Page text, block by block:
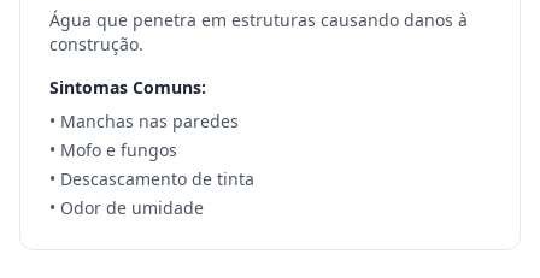
Água que penetra em estruturas causando danos à
construção.
Sintomas Comuns:
• Manchas nas paredes
• Mofo e fungos
• Descascamento de tinta
• Odor de umidade